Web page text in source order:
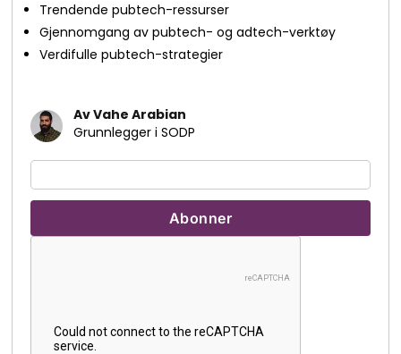
Trendende pubtech-ressurser
Gjennomgang av pubtech- og adtech-verktøy
Verdifulle pubtech-strategier
Av Vahe Arabian
Grunnlegger i SODP